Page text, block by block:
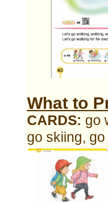
What to
CARDS: go
go skiing,